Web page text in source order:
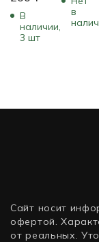
Elgato
Arm
В
наличии,
3 шт
Charge
в
Сайт носит
офертой.
от реальных.